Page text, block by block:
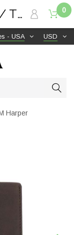
USD
- USA
0
Harper
Piquadro PU5761APR / TM Harper | TutITALIA